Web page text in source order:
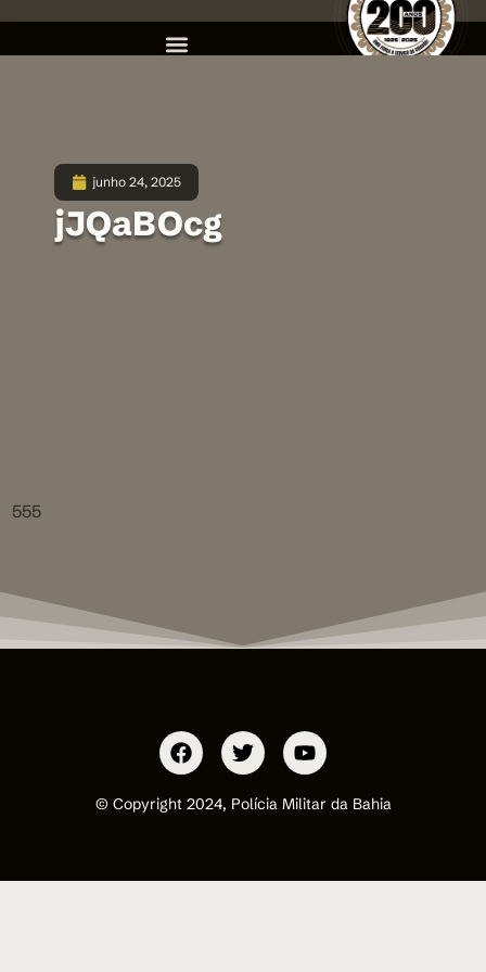
junho 24, 2025
jJQaBOcg
555
© Copyright 2024, Polícia Militar da Bahia